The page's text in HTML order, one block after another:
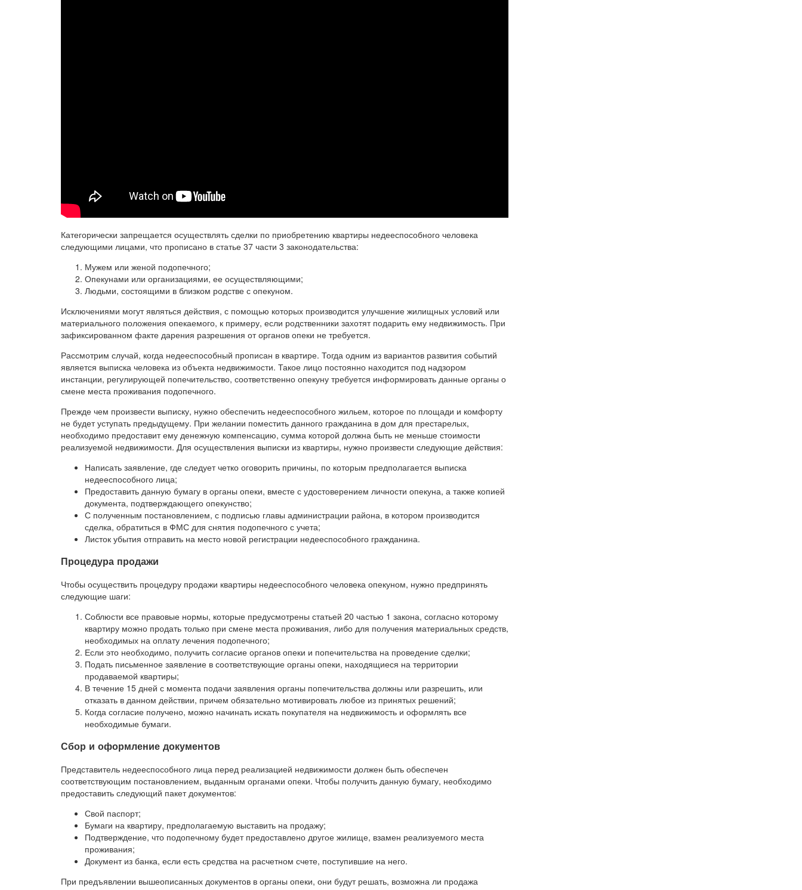
Категорически запрещается осуществлять сделки по приобретению квартиры недееспособного человека
следующими лицами, что прописано в статье 37 части 3 законодательства:
Мужем или женой подопечного;
Опекунами или организациями, ее осуществляющими;
Людьми, состоящими в близком родстве с опекуном.
Исключениями могут являться действия, с помощью которых производится улучшение жилищных условий или
материального положения опекаемого, к примеру, если родственники захотят подарить ему недвижимость. При
зафиксированном факте дарения разрешения от органов опеки не требуется.
Рассмотрим случай, когда недееспособный прописан в квартире. Тогда одним из вариантов развития событий
является выписка человека из объекта недвижимости. Такое лицо постоянно находится под надзором
инстанции, регулирующей попечительство, соответственно опекуну требуется информировать данные органы о
смене места проживания подопечного.
Прежде чем произвести выписку, нужно обеспечить недееспособного жильем, которое по площади и комфорту
не будет уступать предыдущему. При желании поместить данного гражданина в дом для престарелых,
необходимо предоставит ему денежную компенсацию, сумма которой должна быть не меньше стоимости
реализуемой недвижимости. Для осуществления выписки из квартиры, нужно произвести следующие действия:
Написать заявление, где следует четко оговорить причины, по которым предполагается выписка
недееспособного лица;
Предоставить данную бумагу в органы опеки, вместе с удостоверением личности опекуна, а также копией
документа, подтверждающего опекунство;
С полученным постановлением, с подписью главы администрации района, в котором производится
сделка, обратиться в ФМС для снятия подопечного с учета;
Листок убытия отправить на место новой регистрации недееспособного гражданина.
Процедура продажи
Чтобы осуществить процедуру продажи квартиры недееспособного человека опекуном, нужно предпринять
следующие шаги:
Соблюсти все правовые нормы, которые предусмотрены статьей 20 частью 1 закона, согласно которому
квартиру можно продать только при смене места проживания, либо для получения материальных средств,
необходимых на оплату лечения подопечного;
Если это необходимо, получить согласие органов опеки и попечительства на проведение сделки;
Подать письменное заявление в соответствующие органы опеки, находящиеся на территории
продаваемой квартиры;
В течение 15 дней с момента подачи заявления органы попечительства должны или разрешить, или
отказать в данном действии, причем обязательно мотивировать любое из принятых решений;
Когда согласие получено, можно начинать искать покупателя на недвижимость и оформлять все
необходимые бумаги.
Сбор и оформление документов
Представитель недееспособного лица перед реализацией недвижимости должен быть обеспечен
соответствующим постановлением, выданным органами опеки. Чтобы получить данную бумагу, необходимо
предоставить следующий пакет документов:
Свой паспорт;
Бумаги на квартиру, предполагаемую выставить на продажу;
Подтверждение, что подопечному будет предоставлено другое жилище, взамен реализуемого места
проживания;
Документ из банка, если есть средства на расчетном счете, поступившие на него.
При предъявлении вышеописанных документов в органы опеки, они будут решать, возможна ли продажа